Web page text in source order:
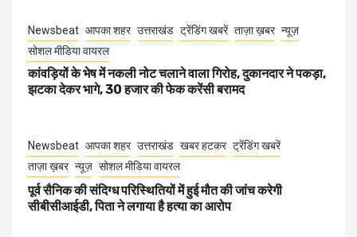
Newsbeat आपका शहर उत्तराखंड ट्रेंडिंग खबरें ताज़ा ख़बर न्यूज़
सोशल मीडिया वायरल
कांवड़ियों के भेष में नकली नोट चलाने वाला गिरोह, दुकानदार ने पकड़ा,
झटका देकर भागे, 30 हजार की फेक करेंसी बरामद
Newsbeat आपका शहर उत्तराखंड खबर हटकर ट्रेंडिंग खबरें
ताज़ा ख़बर न्यूज़ सोशल मीडिया वायरल
पूर्व सैनिक की संदिग्ध परिस्थितियों में हुई मौत की जांच करेगी
सीबीसीआईडी, पिता ने लगाया है हत्या का आरोप